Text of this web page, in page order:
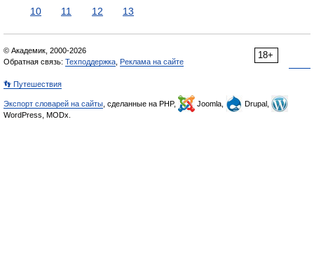
10
11 12 13
18+
© Академик, 2000-2026
Обратная связь: Техподдержка Реклама на сайте
👣 Путешествия
Экспорт словарей на сайты , сделанные на PHP, Joomla,
Drupal,
WordPress, MODx.